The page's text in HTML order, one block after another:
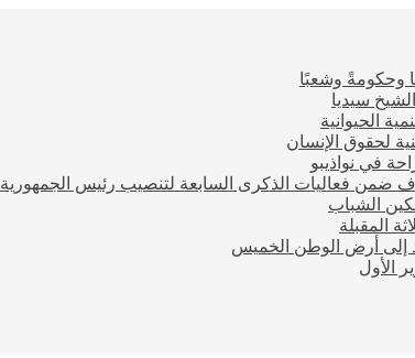
وحكومةً وشعبًا
سيديا
الحيوانية
لحقوق الإنسان
في نواذيبو
ضمن فعاليات الذكرى السابعة لتنصيب رئيس الجمهورية
الشباب
المقبلة
إلى أرض الوطن الخميس
الأول